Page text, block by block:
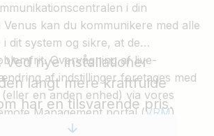
i din
Venus kan du kommunikere med alle
dit system og sikre, at de
Overvågning af live-
af indstillinger foretages med
en anden enhed) via vores
Management portal (VRM).
Ved nye installationer
langt mere kraftfulde
har en tilsvarende pris.